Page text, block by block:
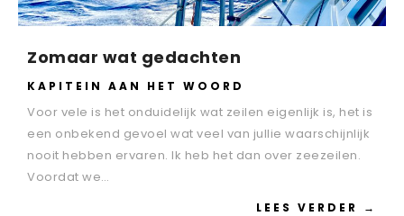
Zomaar wat gedachten
KAPITEIN AAN HET WOORD
Voor vele is het onduidelijk wat zeilen eigenlijk is, het is
een onbekend gevoel wat veel van jullie waarschijnlijk
nooit hebben ervaren. Ik heb het dan over zeezeilen.
Voordat we…
LEES VERDER →